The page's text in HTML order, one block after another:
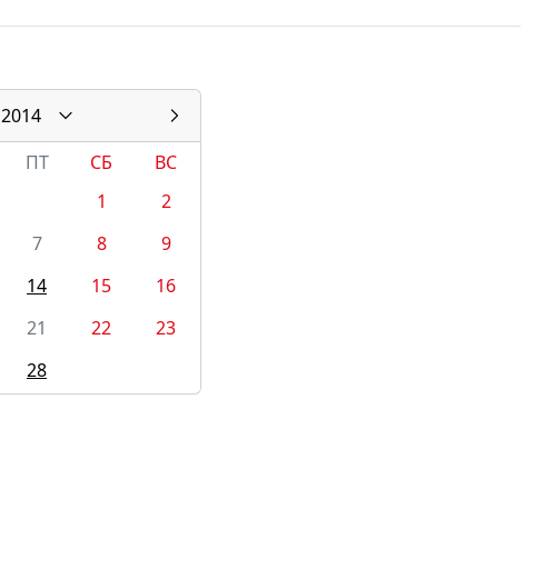
2014
ПТ СБ
ВС
1
2
7 8
9
14 15
16
21 22
23
28